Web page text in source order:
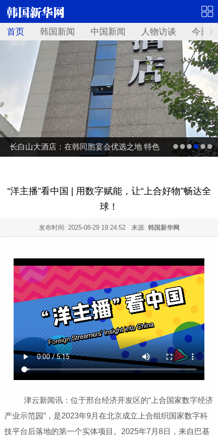
首页 韩国新闻 中国新闻 人物访谈 今日
长白山大酒店：在韩同胞宴会优选之地 特色
“洋主播”看中国 | 用数字赋能，让“上合好物”畅达全
球！
发布时间: 2025-08-29 19:24:52来源: 韩国新华网
津云新闻讯：位于邢台经济开发区的“上合国家数字经济
产业示范园”，是2023年9月在北京成立上合组织国家数字科
技平台后落地的第一个实体项目。2025年7月8日，来自巴基